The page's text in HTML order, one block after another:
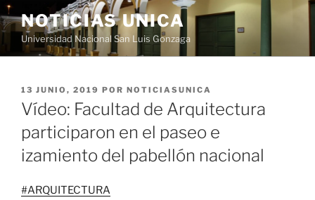
Saltar
al
contenido
NOTICIAS UNICA
Universidad Nacional San Luis Gonzaga
PUBLICADO
EL
13 JUNIO, 2019 POR NOTICIASUNICA
Vídeo: Facultad de Arquitectura
participaron en el paseo e
izamiento del pabellón nacional
#ARQUITECTURA